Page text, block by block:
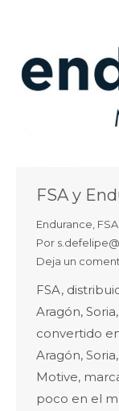
FSA y
Endurance FSA
Por
Deja un
FSA,
Aragón,
convertido
Aragón,
Motive,
poco en el